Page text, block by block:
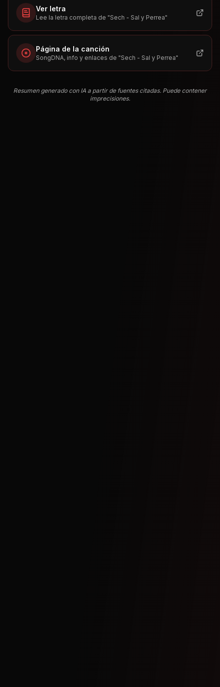
Ver letra
Lee la letra completa de "Sech - Sal y Perrea"
Página de la canción
SongDNA, info y enlaces de "Sech - Sal y Perrea"
Resumen generado con IA a partir de fuentes citadas. Puede contener
imprecisiones.